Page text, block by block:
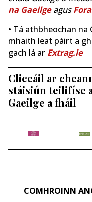
na Gaeilgeagus
• Tá athbheochan
mhaith leat páirt a
gach lá ar Extrag.ie
Cliceáil ar
stáisiún teilifíse
Gaeilge a fháil
COMHROINN